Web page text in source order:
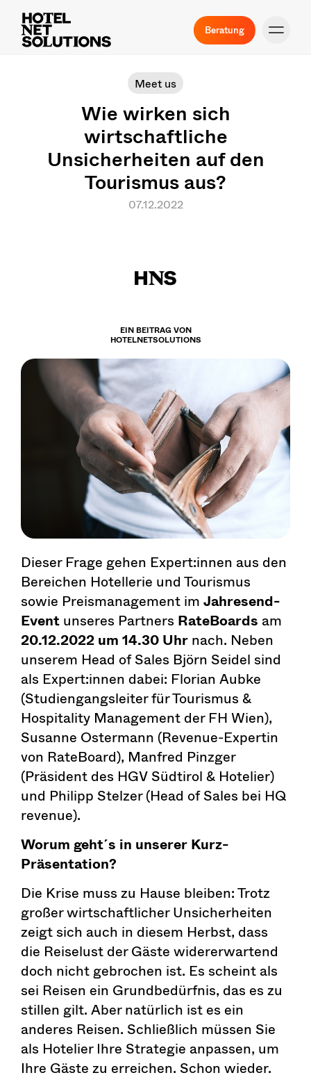
Beratung
Meet us
Wie wirken sich
wirtschaftliche
Unsicherheiten auf den
Tourismus aus?
07.12.2022
EIN BEITRAG VON
HOTELNETSOLUTIONS
Dieser Frage gehen Expert:innen aus den
Bereichen Hotellerie und Tourismus
sowie Preismanagement imJahresend-
Eventunseres Partners RateBoards am
20.12.2022 um 14.30 Uhrnach. Neben
unserem Head of Sales Björn Seidel sind
als Expert:innen dabei: Florian Aubke
(Studiengangsleiter für Tourismus &
Hospitality Management der FH Wien),
Susanne Ostermann (Revenue-Expertin
von RateBoard), Manfred Pinzger
(Präsident des HGV Südtirol & Hotelier)
und Philipp Stelzer (Head of Sales bei HQ
revenue).
Worum geht´s in unserer Kurz-
Präsentation?
Die Krise muss zu Hause bleiben: Trotz
großer wirtschaftlicher Unsicherheiten
zeigt sich auch in diesem Herbst, dass
die Reiselust der Gäste widererwartend
doch nicht gebrochen ist. Es scheint als
sei Reisen ein Grundbedürfnis, das es zu
stillen gilt. Aber natürlich ist es ein
anderes Reisen. Schließlich müssen Sie
als Hotelier Ihre Strategie anpassen, um
Ihre Gäste zu erreichen. Schon wieder.